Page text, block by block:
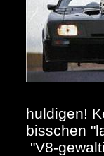
huldigen!
bisschen
"V8-